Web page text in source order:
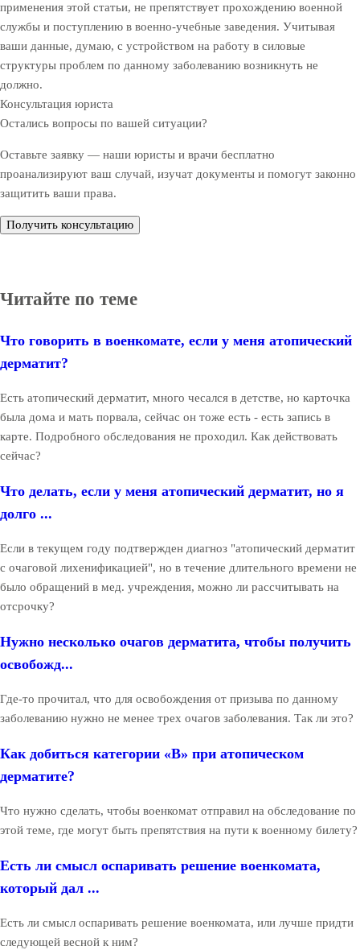
применения этой статьи, не препятствует прохождению военной
службы и поступлению в военно-учебные заведения. Учитывая
ваши данные, думаю, с устройством на работу в силовые
структуры проблем по данному заболеванию возникнуть не
должно.
Консультация юриста
Остались вопросы по вашей ситуации?
Оставьте заявку — наши юристы и врачи бесплатно
проанализируют ваш случай, изучат документы и помогут законно
защитить ваши права.
Получить консультацию
Читайте по теме
Что говорить в военкомате, если у меня атопический
дерматит?
Есть атопический дерматит, много чесался в детстве, но карточка
была дома и мать порвала, сейчас он тоже есть - есть запись в
карте. Подробного обследования не проходил. Как действовать
сейчас?
Что делать, если у меня атопический дерматит, но я
долго ...
Если в текущем году подтвержден диагноз "атопический дерматит
с очаговой лихенификацией", но в течение длительного времени не
было обращений в мед. учреждения, можно ли рассчитывать на
отсрочку?
Нужно несколько очагов дерматита, чтобы получить
освобожд...
Где-то прочитал, что для освобождения от призыва по данному
заболеванию нужно не менее трех очагов заболевания. Так ли это?
Как добиться категории «В» при атопическом
дерматите?
Что нужно сделать, чтобы военкомат отправил на обследование по
этой теме, где могут быть препятствия на пути к военному билету?
Есть ли смысл оспаривать решение военкомата,
который дал ...
Есть ли смысл оспаривать решение военкомата, или лучше придти
следующей весной к ним?